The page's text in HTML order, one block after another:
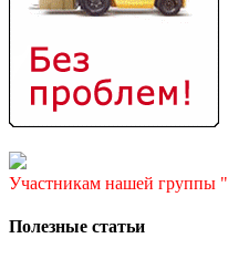
Участникам нашей группы
Полезные статьи